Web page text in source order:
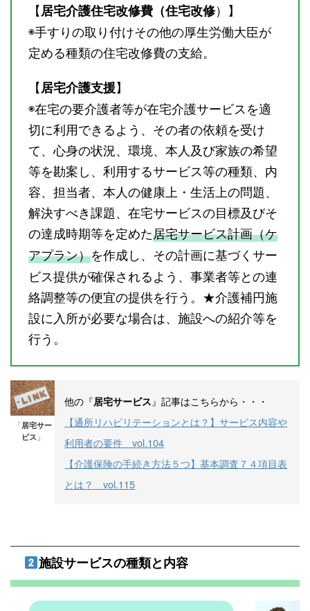
【居宅介護住宅改修費（住宅改修）】
◉手すりの取り付けその他の厚生労働大臣が
定める種類の住宅改修費の支給。
【居宅介護支援】
◉在宅の要介護者等が在宅介護サービスを適
切に利用できるよう、その者の依頼を受け
て、心身の状況、環境、本人及び家族の希望
等を勘案し、利用するサービス等の種類、内
容、担当者、本人の健康上・生活上の問題、
解決すべき課題、在宅サービスの目標及びそ
の達成時期等を定めた居宅サービス計画（ケ
アプラン）を作成し、その計画に基づくサー
ビス提供が確保されるよう、事業者等との連
絡調整等の便宜の提供を行う。★介護補円施
設に入所が必要な場合は、施設への紹介等を
行う。
「居宅サー
ビス 」
他の『居宅サービス 』記事はこちらから・・・
【通所リハビリテーションとは？】サービス内容や
利用者の要件 vol.104
【介護保険の手続き方法５つ】基本調査７４項目表
とは？ vol.115
施設サービスの種類と内容